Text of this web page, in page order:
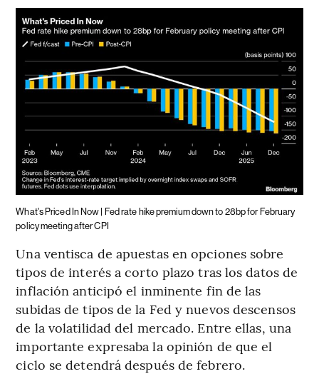
What's Priced In Now | Fed rate hike premium down to 28bp for February
policy meeting after CPI
Una ventisca de apuestas en opciones sobre
tipos de interés a corto plazo tras los datos de
inflación anticipó el inminente fin de las
subidas de tipos de la Fed y nuevos descensos
de la volatilidad del mercado. Entre ellas, una
importante expresaba la opinión de que el
ciclo se detendrá después de febrero.